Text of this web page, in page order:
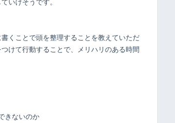
いけそうです。
くことで頭を整理することを教えていただ
けて行動することで、メリハリのある時間
きないのか